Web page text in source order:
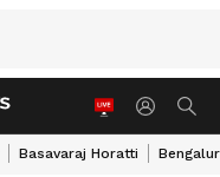
Basavaraj Horatti